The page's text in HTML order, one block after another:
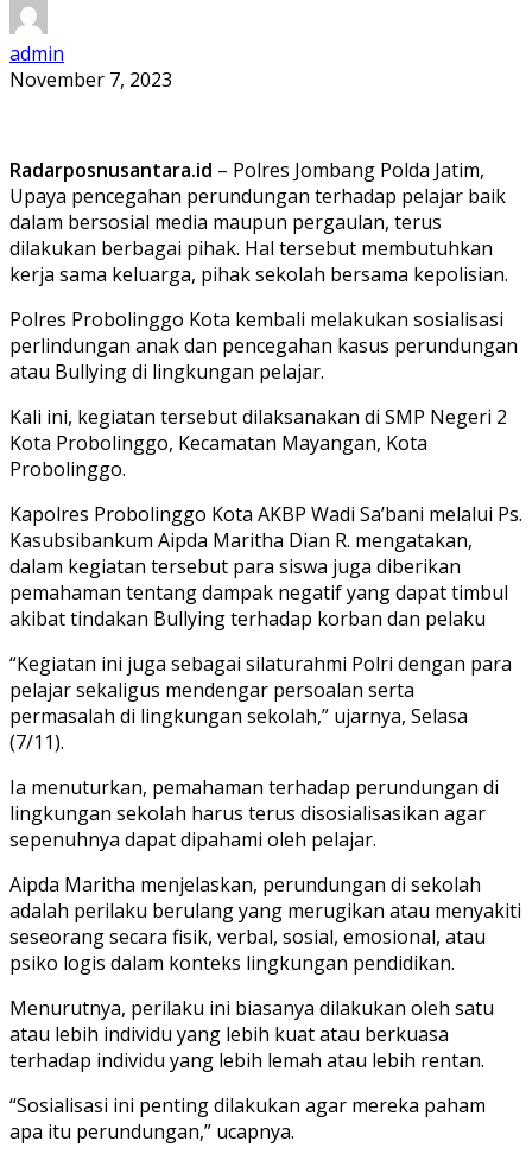
admin
November 7, 2023
Radarposnusantara.id – Polres Jombang Polda Jatim,
Upaya pencegahan perundungan terhadap pelajar baik
dalam bersosial media maupun pergaulan, terus
dilakukan berbagai pihak. Hal tersebut membutuhkan
kerja sama keluarga, pihak sekolah bersama kepolisian.
Polres Probolinggo Kota kembali melakukan sosialisasi
perlindungan anak dan pencegahan kasus perundungan
atau Bullying di lingkungan pelajar.
Kali ini, kegiatan tersebut dilaksanakan di SMP Negeri 2
Kota Probolinggo, Kecamatan Mayangan, Kota
Probolinggo.
Kapolres Probolinggo Kota AKBP Wadi Sa’bani melalui Ps.
Kasubsibankum Aipda Maritha Dian R. mengatakan,
dalam kegiatan tersebut para siswa juga diberikan
pemahaman tentang dampak negatif yang dapat timbul
akibat tindakan Bullying terhadap korban dan pelaku
“Kegiatan ini juga sebagai silaturahmi Polri dengan para
pelajar sekaligus mendengar persoalan serta
permasalah di lingkungan sekolah,” ujarnya, Selasa
(7/11).
Ia menuturkan, pemahaman terhadap perundungan di
lingkungan sekolah harus terus disosialisasikan agar
sepenuhnya dapat dipahami oleh pelajar.
Aipda Maritha menjelaskan, perundungan di sekolah
adalah perilaku berulang yang merugikan atau menyakiti
seseorang secara fisik, verbal, sosial, emosional, atau
psiko logis dalam konteks lingkungan pendidikan.
Menurutnya, perilaku ini biasanya dilakukan oleh satu
atau lebih individu yang lebih kuat atau berkuasa
terhadap individu yang lebih lemah atau lebih rentan.
“Sosialisasi ini penting dilakukan agar mereka paham
apa itu perundungan,” ucapnya.